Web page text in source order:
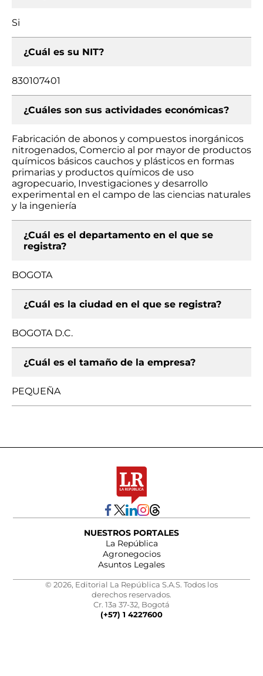
Si
¿Cuál es su NIT?
830107401
¿Cuáles son sus actividades económicas?
Fabricación de abonos y compuestos inorgánicos
nitrogenados, Comercio al por mayor de productos
químicos básicos cauchos y plásticos en formas
primarias y productos químicos de uso
agropecuario, Investigaciones y desarrollo
experimental en el campo de las ciencias naturales
y la ingeniería
¿Cuál es el departamento en el que se
registra?
BOGOTA
¿Cuál es la ciudad en el que se registra?
BOGOTA D.C.
¿Cuál es el tamaño de la empresa?
PEQUEÑA
NUESTROS PORTALES
La República
Agronegocios
Asuntos Legales
© 2026, Editorial La República S.A.S. Todos los
derechos reservados.
Cr. 13a 37-32, Bogotá
(+57) 1 4227600